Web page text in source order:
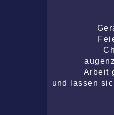
Arbeit
und lassen